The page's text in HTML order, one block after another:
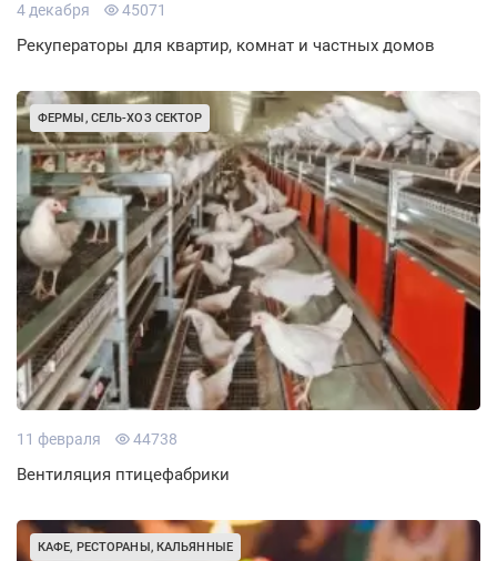
4 декабря 45071
Рекуператоры для квартир, комнат и частных домов
ФЕРМЫ, СЕЛЬ-ХОЗ СЕКТОР
11 февраля 44738
Вентиляция птицефабрики
КАФЕ, РЕСТОРАНЫ, КАЛЬЯННЫЕ